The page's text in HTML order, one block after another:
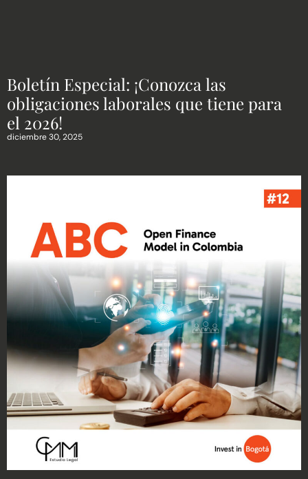
Boletín Especial: ¡Conozca las
obligaciones laborales que tiene para
el 2026!
diciembre 30, 2025